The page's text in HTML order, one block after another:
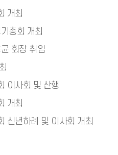
개최
총회 개최
회장 취임
이사회 및 산행
개최
신년하례 및 이사회 개최